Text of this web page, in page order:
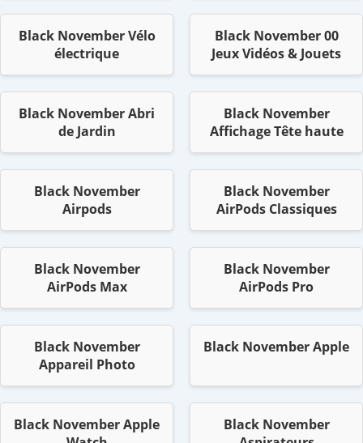
Black November Vélo
électrique
Black November 00
Jeux Vidéos & Jouets
Black November Abri
de Jardin
Black November
Affichage Tête haute
Black November
Airpods
Black November
AirPods Classiques
Black November
AirPods Max
Black November
AirPods Pro
Black November
Appareil Photo
Black November Apple
Black November Apple
Black November